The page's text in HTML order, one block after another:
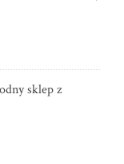
sklep z